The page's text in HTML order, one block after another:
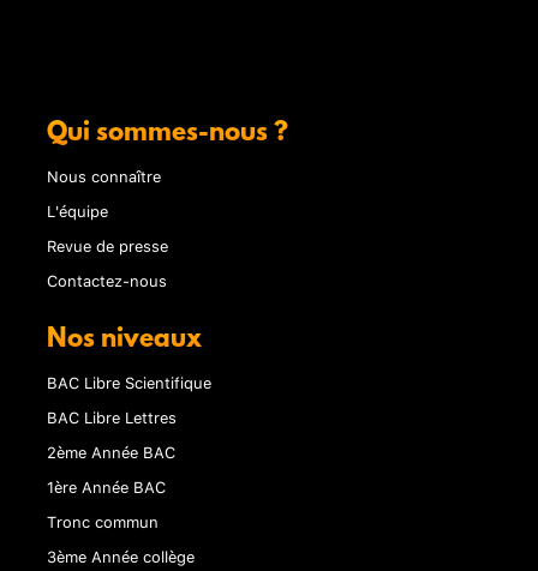
Qui sommes-nous ?
Nous connaître
L'équipe
Revue de presse
Contactez-nous
Nos niveaux
BAC Libre Scientifique
BAC Libre Lettres
2ème Année BAC
1ère Année BAC
Tronc commun
3ème Année collège